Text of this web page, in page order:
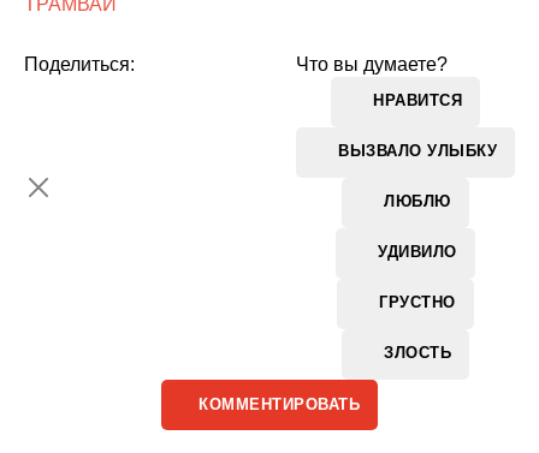
Что вы думаете?
НРАВИТСЯ
ВЫЗВАЛО УЛЫБКУ
ЛЮБЛЮ
УДИВИЛО
ГРУСТНО
ЗЛОСТЬ
Поделиться:
КОММЕНТИРОВАТЬ